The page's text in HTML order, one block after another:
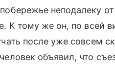
неподалеку
К тому же он, по всей
после уже совсем
объявил, что